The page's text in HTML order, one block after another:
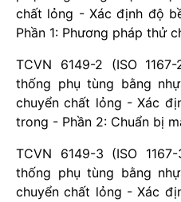
chất lỏng - Xác định độ
Phần 1: Phương pháp thử
TCVN 6149-2 (ISO
thống phụ tùng bằng
chuyển chất lỏng - Xác
trong - Phần 2: Chuẩn bị
TCVN 6149-3 (ISO
thống phụ tùng bằng
chuyển chất lỏng - Xác